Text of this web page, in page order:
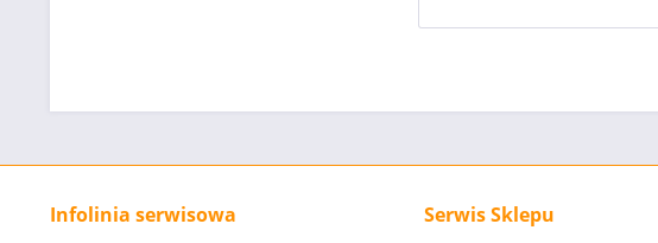
Infolinia serwisowa Serwis Sklepu